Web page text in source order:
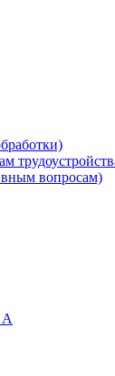
вопросам)
А